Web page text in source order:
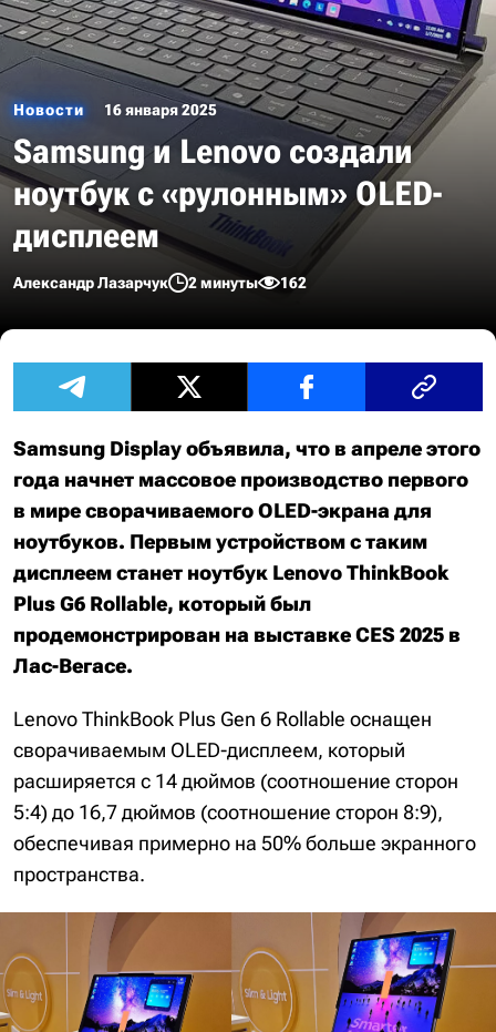
Новости 16 января 2025
Samsung и Lenovo создали
ноутбук с «рулонным» OLED-
дисплеем
Александр Лазарчук 2 минуты 162
Samsung Display объявила, что в апреле этого
года начнет массовое производство первого
в мире сворачиваемого OLED-экрана для
ноутбуков. Первым устройством с таким
дисплеем станет ноутбук Lenovo ThinkBook
Plus G6 Rollable, который был
продемонстрирован на выставке CES 2025 в
Лас-Вегасе.
Lenovo ThinkBook Plus Gen 6 Rollable оснащен
сворачиваемым OLED-дисплеем, который
расширяется с 14 дюймов (соотношение сторон
5:4) до 16,7 дюймов (соотношение сторон 8:9),
обеспечивая примерно на 50% больше экранного
пространства.